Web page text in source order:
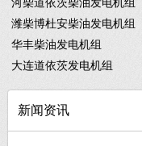
潍柴博杜安柴油发电机组
华丰柴油发电机组
大连道依茨发电机组
新闻资讯